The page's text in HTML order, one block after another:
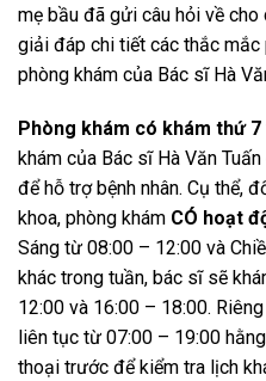
mẹ bầu đã gửi câu hỏi về
giải đáp chi tiết các thắc mắc
phòng khám của Bác sĩ Hà
Phòng khám có khám thứ
khám của Bác sĩ Hà Văn
để hỗ trợ bệnh nhân. Cụ thể,
khoa, phòng khám CÓ hoạt
Sáng từ 08:00 – 12:00 và
khác trong tuần, bác sĩ sẽ
12:00 và 16:00 – 18:00.
liên tục từ 07:00 – 19:00
thoại trước để kiểm tra lịch